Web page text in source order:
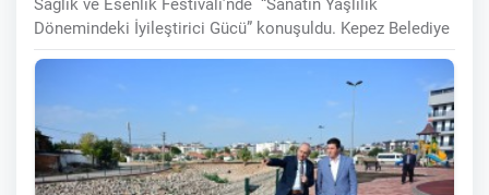
Sağlık ve Esenlik Festivali’nde “Sanatın Yaşlılık
Dönemindeki İyileştirici Gücü” konuşuldu. Kepez Belediye